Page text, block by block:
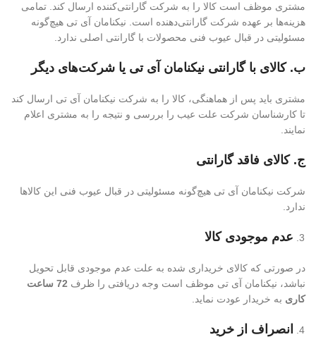
مشتری موظف است کالا را به شرکت گارانتی‌کننده ارسال کند. تمامی
هزینه‌ها بر عهده شرکت گارانتی‌دهنده است. نیکنامان آی تی هیچ‌گونه
مسئولیتی در قبال عیوب فنی محصولات با گارانتی اصلی ندارد.
ب. کالای با گارانتی نیکنامان آی تی یا شرکت‌های دیگر
مشتری باید پس از هماهنگی، کالا را به شرکت نیکنامان آی تی ارسال کند
تا کارشناسان شرکت علت عیب را بررسی و نتیجه را به مشتری اعلام
نمایند.
ج. کالای فاقد گارانتی
شرکت نیکنامان آی تی هیچ‌گونه مسئولیتی در قبال عیوب فنی این کالاها
ندارد.
عدم موجودی کالا
در صورتی که کالای خریداری شده به علت عدم موجودی قابل تحویل
نباشد، نیکنامان آی تی موظف است وجه دریافتی را ظرف
72 ساعت
کاری به خریدار عودت نماید.
انصراف از خرید